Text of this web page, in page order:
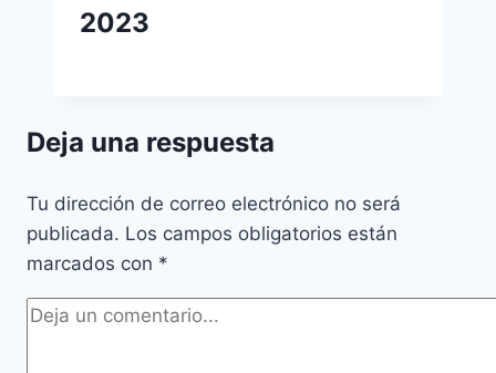
2023
Deja una respuesta
Tu dirección de correo electrónico no será
publicada. Los campos obligatorios están
marcados con *